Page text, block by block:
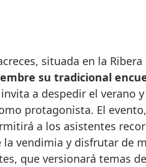
situada en la
su tradicional
a despedir el verano
protagonista. El
a los asistentes
la vendimia y disfrutar de
que versionará temas